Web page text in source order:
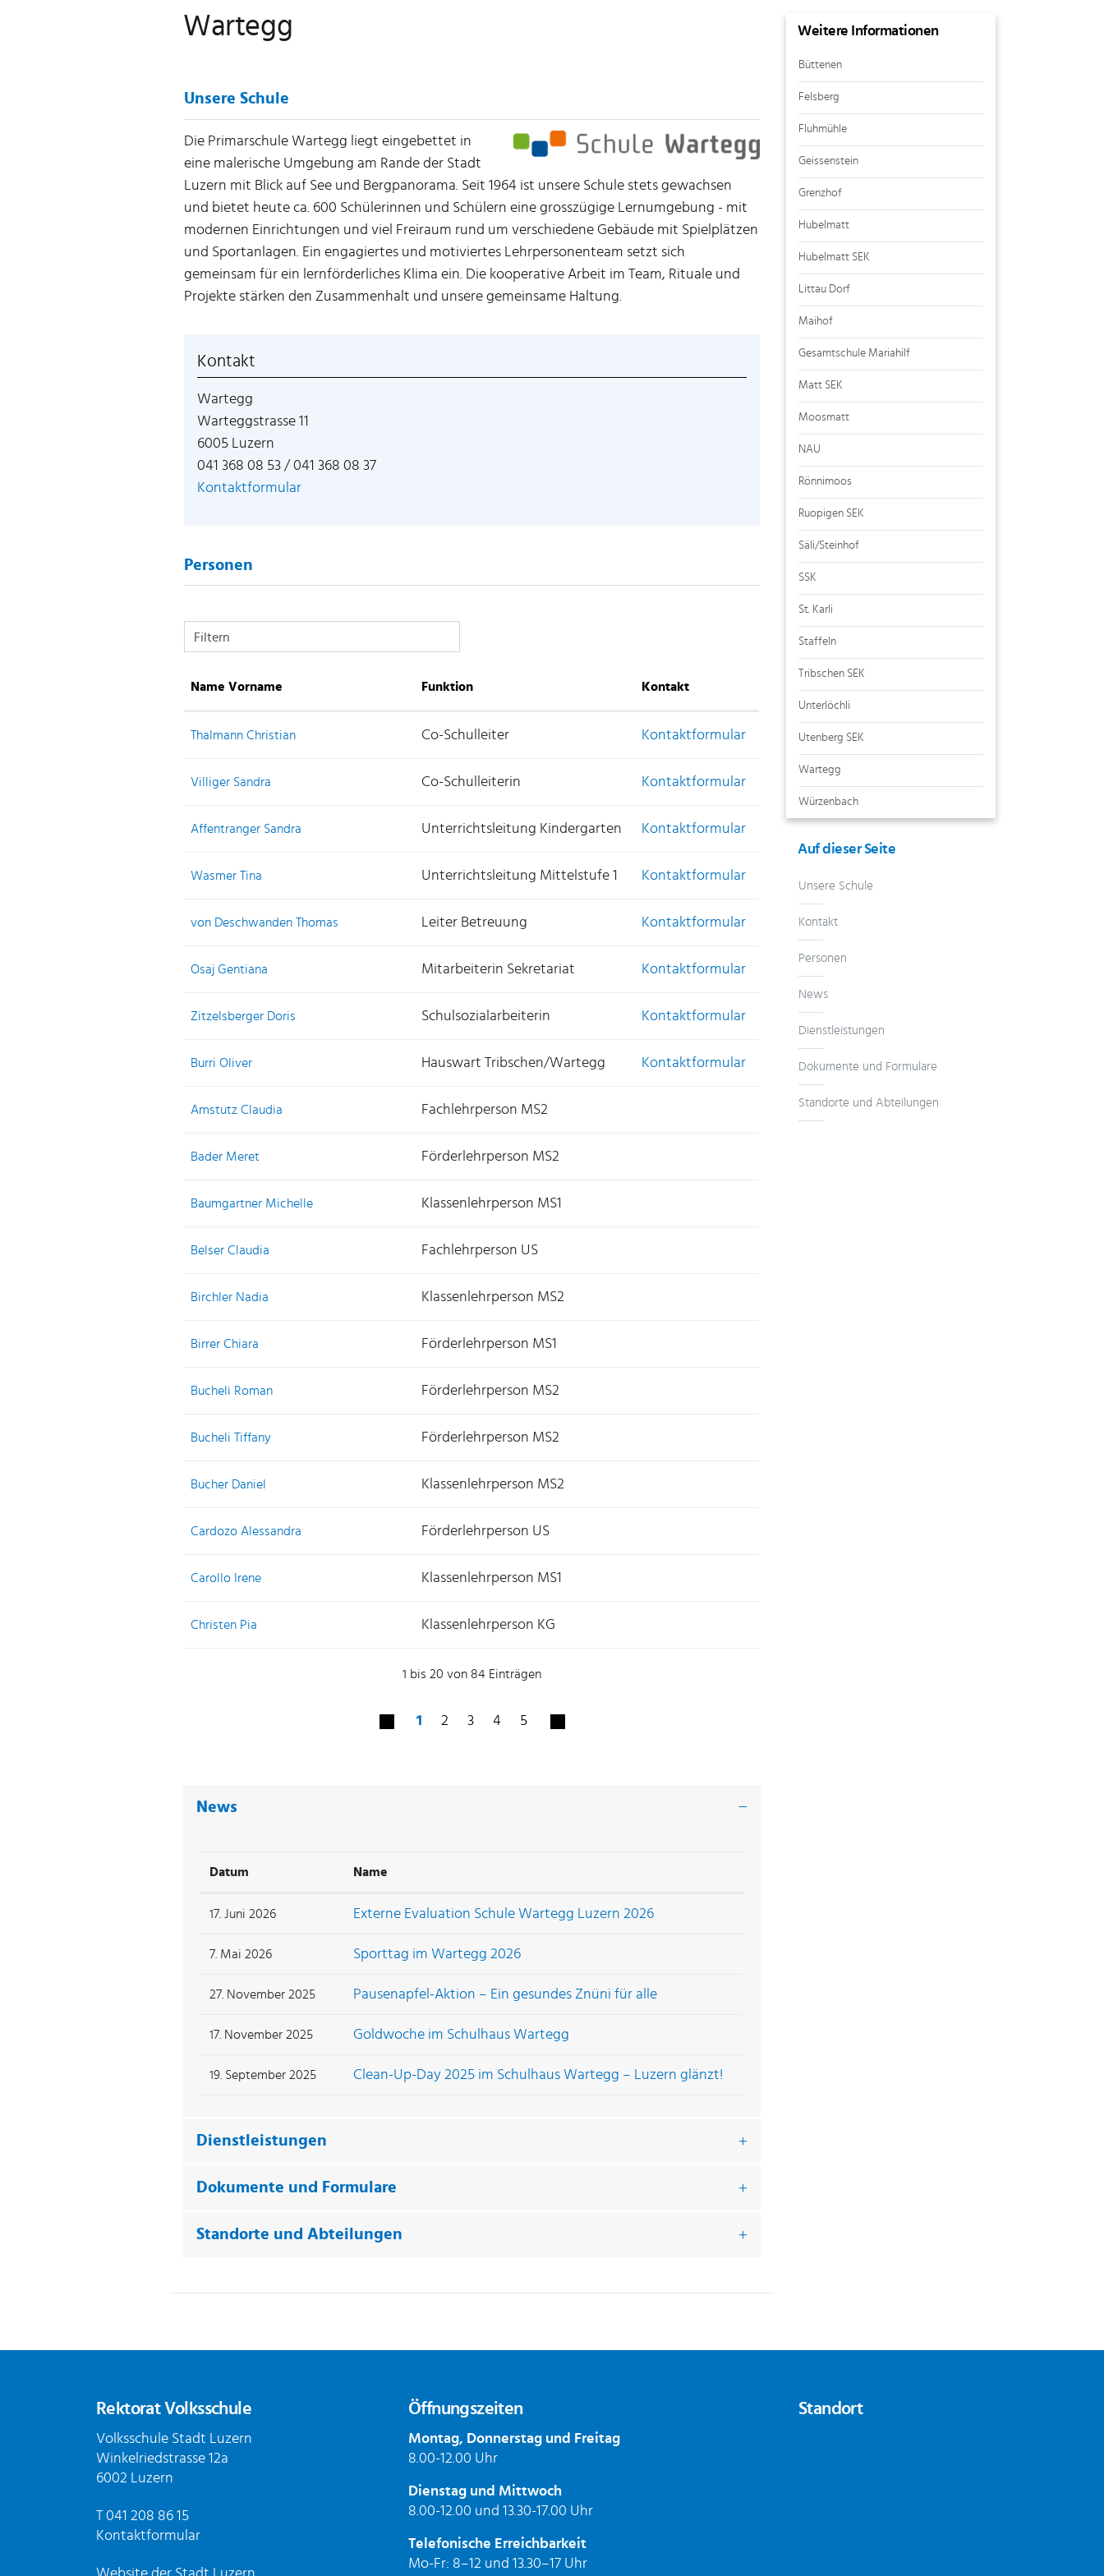
Wartegg
Unsere Schule
Die Primarschule Wartegg liegt eingebettet in
eine malerische Umgebung am Rande der Stadt
Luzern mit Blick auf See und Bergpanorama. Seit 1964 ist unsere Schule stets gewachsen
und bietet heute ca. 600 Schülerinnen und Schülern eine grosszügige Lernumgebung - mit
modernen Einrichtungen und viel Freiraum rund um verschiedene Gebäude mit Spielplätzen
und Sportanlagen. Ein engagiertes und motiviertes Lehrpersonenteam setzt sich
gemeinsam für ein lernförderliches Klima ein. Die kooperative Arbeit im Team, Rituale und
Projekte stärken den Zusammenhalt und unsere gemeinsame Haltung.
Kontakt
Wartegg
Warteggstrasse 11
6005 Luzern
041 368 08 53 / 041 368 08 37
Kontaktformular
Personen
Filtern
Name Vorname Funktion Kontakt
Thalmann Christian Co-Schulleiter Kontaktformular
Villiger Sandra Co-Schulleiterin Kontaktformular
Affentranger Sandra Unterrichtsleitung Kindergarten Kontaktformular
Wasmer Tina Unterrichtsleitung Mittelstufe 1 Kontaktformular
von Deschwanden Thomas Leiter Betreuung Kontaktformular
Osaj Gentiana Mitarbeiterin Sekretariat Kontaktformular
Zitzelsberger Doris Schulsozialarbeiterin Kontaktformular
Burri Oliver Hauswart Tribschen/Wartegg Kontaktformular
Amstutz Claudia Fachlehrperson MS2
Bader Meret Förderlehrperson MS2
Baumgartner Michelle Klassenlehrperson MS1
Belser Claudia Fachlehrperson US
Birchler Nadia Klassenlehrperson MS2
Birrer Chiara Förderlehrperson MS1
Bucheli Roman Förderlehrperson MS2
Bucheli Tiffany Förderlehrperson MS2
Bucher Daniel Klassenlehrperson MS2
Cardozo Alessandra Förderlehrperson US
Carollo Irene Klassenlehrperson MS1
Christen Pia Klassenlehrperson KG
1 bis 20 von 84 Einträgen
1 2 3 4 5
News
Datum Name
17. Juni 2026 Externe Evaluation Schule Wartegg Luzern 2026
7. Mai 2026 Sporttag im Wartegg 2026
27. November 2025 Pausenapfel-Aktion – Ein gesundes Znüni für alle
17. November 2025 Goldwoche im Schulhaus Wartegg
19. September 2025 Clean-Up-Day 2025 im Schulhaus Wartegg – Luzern glänzt!
Dienstleistungen
Dokumente und Formulare
Standorte und Abteilungen
Weitere Informationen
Büttenen
Felsberg
Fluhmühle
Geissenstein
Grenzhof
Hubelmatt
Hubelmatt SEK
Littau Dorf
Maihof
Gesamtschule Mariahilf
Matt SEK
Moosmatt
NAU
Rönnimoos
Ruopigen SEK
Säli/Steinhof
SSK
St. Karli
Staffeln
Tribschen SEK
Unterlöchli
Utenberg SEK
Wartegg
Würzenbach
Auf dieser Seite
Unsere Schule
Kontakt
Personen
News
Dienstleistungen
Dokumente und Formulare
Standorte und Abteilungen
Rektorat Volksschule
Volksschule Stadt Luzern
Winkelriedstrasse 12a
6002 Luzern
T041 208 86 15
Kontaktformular
Öffnungszeiten
Montag, Donnerstag und Freitag
8.00-12.00 Uhr
Dienstag und Mittwoch
8.00-12.00 und 13.30-17.00 Uhr
Telefonische Erreichbarkeit
Mo-Fr: 8–12 und 13.30–17 Uhr
Standort